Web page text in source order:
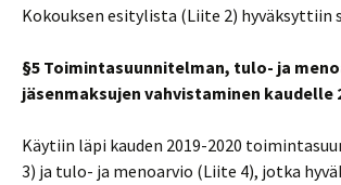
Kokouksen esitylista (Liite 2) hyväksyttiin
§5 Toimintasuunnitelman, tulo- ja
jäsenmaksujen vahvistaminen kaudelle
Käytiin läpi kauden 2019-2020
3) ja tulo- ja menoarvio (Liite 4), jotka